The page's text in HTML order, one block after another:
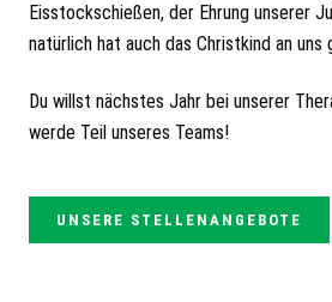
Eisstockschießen, der Ehrung unserer
natürlich hat auch das Christkind an uns
Du willst nächstes Jahr bei unserer
werde Teil unseres Teams!
UNSERE STELLENANGEBOTE